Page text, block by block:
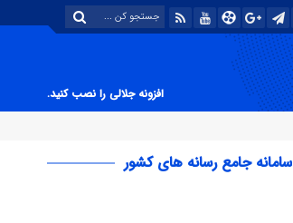
افزونه جلالی را نصب کنید.
سامانه جامع رسانه های کشور